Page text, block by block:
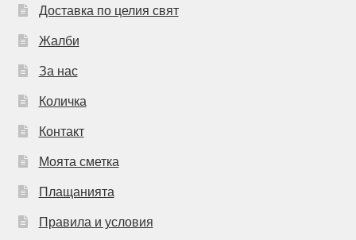
Доставка по целия свят
Жалби
За нас
Количка
Контакт
Моята сметка
Плащанията
Правила и условия